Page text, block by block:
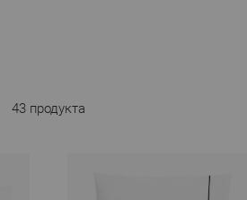
43 продукта